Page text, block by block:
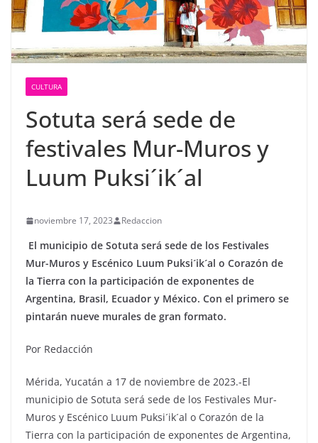
CULTURA
Sotuta será sede de
festivales Mur-Muros y
Luum Puksi´ik´al
noviembre 17, 2023 Redaccion
El municipio de Sotuta será sede de los Festivales
Mur-Muros y Escénico Luum Puksi´ik´al o Corazón de
la Tierra con la participación de exponentes de
Argentina, Brasil, Ecuador y México. Con el primero se
pintarán nueve murales de gran formato.
Por Redacción
Mérida, Yucatán a 17 de noviembre de 2023.-El
municipio de Sotuta será sede de los Festivales Mur-
Muros y Escénico Luum Puksi´ik´al o Corazón de la
Tierra con la participación de exponentes de Argentina,